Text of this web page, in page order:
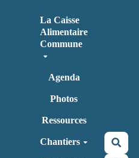
La Caisse
Alimentaire
Commune
Agenda
Photos
Ressources
Chantiers